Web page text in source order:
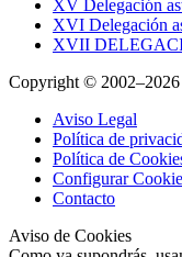
XV Delegación
XVI Delegación
XVII
Copyright © 2002–2026
Aviso Legal
Política de
Política de
Configurar
Contacto
Aviso de Cookies